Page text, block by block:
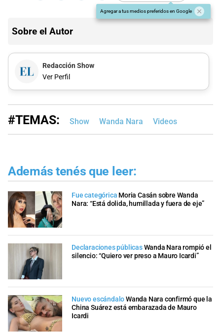
Agregar a tus medios preferidos en Google
Sobre el Autor
Redacción Show
Ver Perfil
#TEMAS: Show Wanda Nara Videos
Además tenés que leer:
Fue categórica Moria Casán sobre Wanda
Nara: “Está dolida, humillada y fuera de eje”
Declaraciones públicasWanda Nara rompió el
silencio: “Quiero ver preso a Mauro Icardi”
Nuevo escándaloWanda Nara confirmó que la
China Suárez está embarazada de Mauro
Icardi